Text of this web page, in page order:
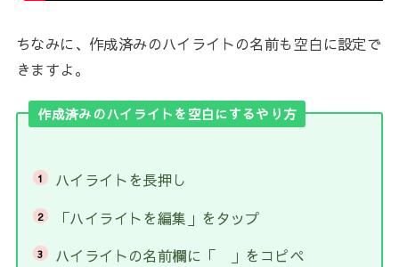
ちなみに、作成済みのハイライトの名前も空白に設定で
きますよ。
作成済みのハイライトを空白にするやり方
ハイライトを長押し
「ハイライトを編集」をタップ
ハイライトの名前欄に「 」をコピペ